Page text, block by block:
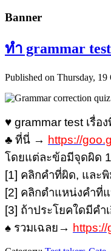
Banner
ทำ grammar
Published on Thursday,
♥ grammar test เรื่
♣ ที่นี่ → https://
โดยแต่ละข้อมีจุดผิด
[1] คลิกคำที่ผิด, และ
[2] คลิกตำแหน่งคำที่
[3] ถ้าประโยคใดมีคำ
♠ รวมเฉลย→ https://